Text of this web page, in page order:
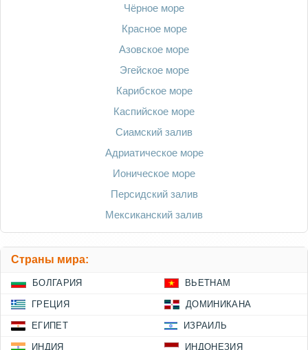
Чёрное море
Красное море
Азовское море
Эгейское море
Карибское море
Каспийское море
Сиамский залив
Адриатическое море
Ионическое море
Персидский залив
Мексиканский залив
Страны мира:
БОЛГАРИЯ ВЬЕТНАМ
ГРЕЦИЯ ДОМИНИКАНА
ЕГИПЕТ ИЗРАИЛЬ
ИНДИЯ ИНДОНЕЗИЯ